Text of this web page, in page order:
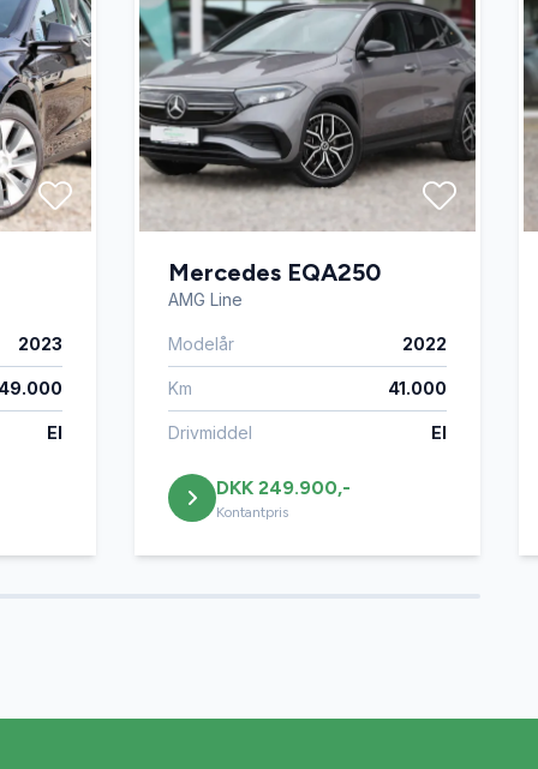
2023
El
Mercedes EQA250
AMG Line
Modelår 2022
Km 41.000
Drivmiddel El
DKK 249.900,-
Kontantpris